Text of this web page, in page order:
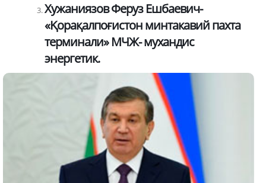
Хужаниязов Феруз Ешбаевич-
«Қорақалпоғистон минтакавий пахта
терминали» МЧЖ- мухандис
энергетик.